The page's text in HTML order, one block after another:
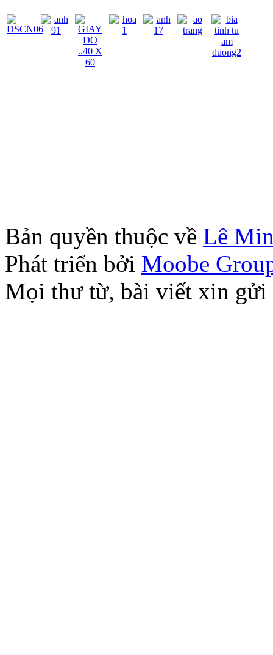
Bản quyền thuộc về Lê
Phát triển bởi Moobe
Mọi thư từ, bài viết xin gửi